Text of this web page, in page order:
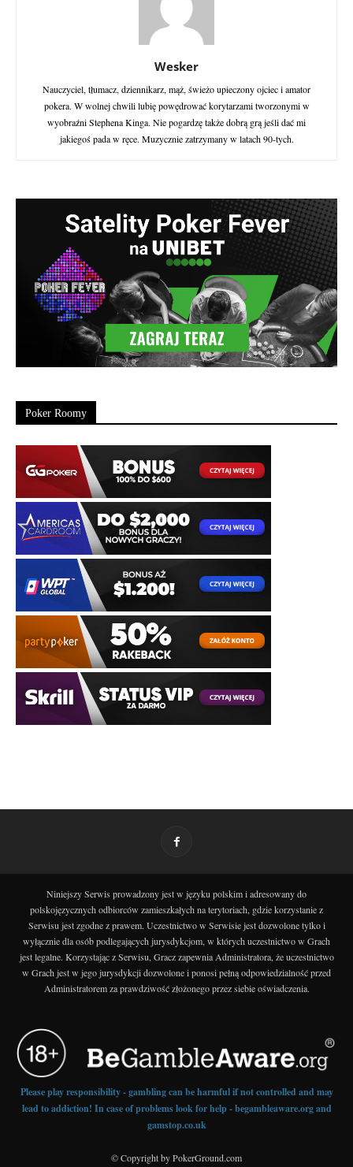
Wesker
Nauczyciel, tłumacz, dziennikarz, mąż, świeżo upieczony ojciec i amator
pokera. W wolnej chwili lubię powędrować korytarzami tworzonymi w
wyobraźni Stephena Kinga. Nie pogardzę także dobrą grą jeśli dać mi
jakiegoś pada w ręce. Muzycznie zatrzymany w latach 90-tych.
Poker Roomy
Niniejszy Serwis prowadzony jest w języku polskim i adresowany do
polskojęzycznych odbiorców zamieszkałych na terytoriach, gdzie korzystanie z
Serwisu jest zgodne z prawem. Uczestnictwo w Serwisie jest dozwolone tylko i
wyłącznie dla osób podlegających jurysdykcjom, w których uczestnictwo w Grach
jest legalne. Korzystając z Serwisu, Gracz zapewnia Administratora, że uczestnictwo
w Grach jest w jego jurysdykcji dozwolone i ponosi pełną odpowiedzialność przed
Administratorem za prawdziwość złożonego przez siebie oświadczenia.
Please play responsibility - gambling can be harmful if not controlled and may
lead to addiction! In case of problems look for help - begambleaware.org and
gamstop.co.uk
© Copyright by PokerGround.com